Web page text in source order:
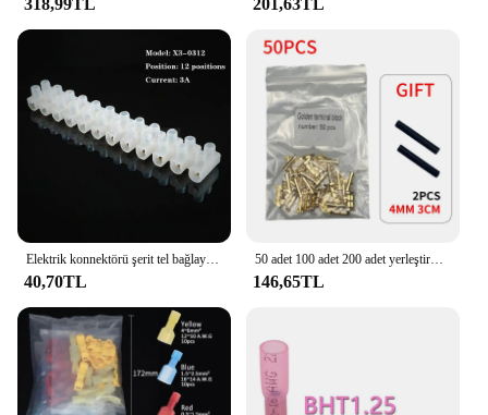
40,70TL
50 adet 100 adet 200 adet yerleştirme terminali U tipi Terminal Tab 0.3 1.5mm2 Terminal bloğu konnektörü için çift konnektör terminali
146,65TL